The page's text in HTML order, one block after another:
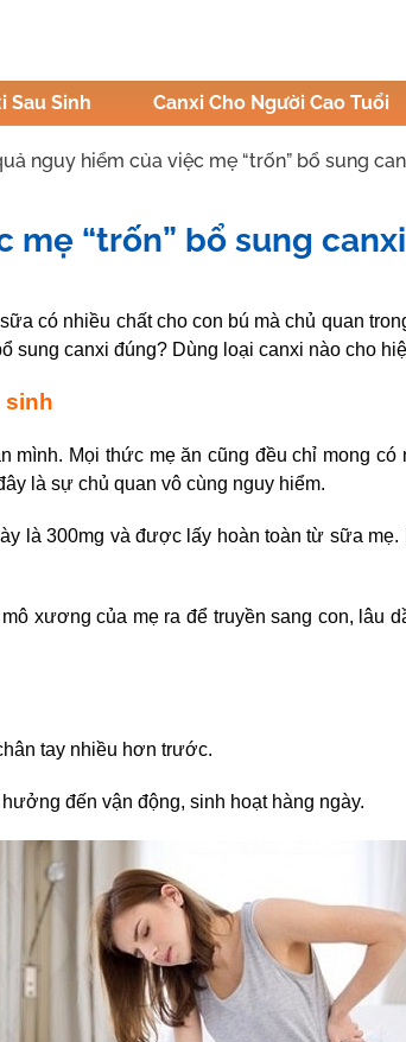
Sau Sinh Canxi Cho Người Cao Tuổi
nguy hiểm của việc mẹ “trốn” bổ sung
“trốn” bổ sung
có nhiều chất cho con bú mà chủ quan
sung canxi đúng? Dùng loại canxi nào cho
sinh
Mọi thức mẹ ăn cũng đều chỉ mong
là sự chủ quan vô cùng nguy hiểm.
là 300mg và được lấy hoàn toàn từ sữa
xương của mẹ ra để truyền sang con, lâu
tay nhiều hơn trước.
đến vận động, sinh hoạt hàng ngày.